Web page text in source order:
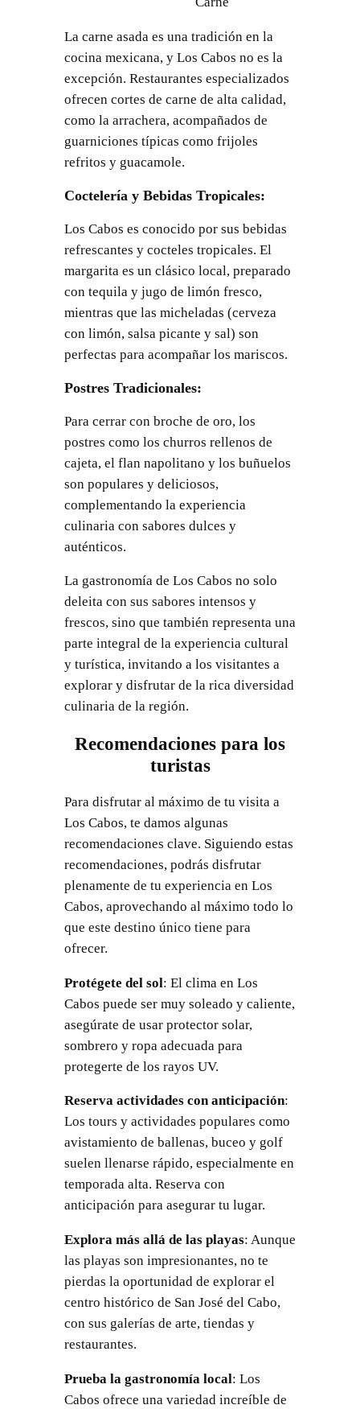
La carne asada es una tradición en la
cocina mexicana, y Los Cabos no es la
excepción. Restaurantes especializados
ofrecen cortes de carne de alta calidad,
como la arrachera, acompañados de
guarniciones típicas como frijoles
refritos y guacamole.
Coctelería y Bebidas Tropicales:
Los Cabos es conocido por sus bebidas
refrescantes y cocteles tropicales. El
margarita es un clásico local, preparado
con tequila y jugo de limón fresco,
mientras que las micheladas (cerveza
con limón, salsa picante y sal) son
perfectas para acompañar los mariscos.
Postres Tradicionales:
Para cerrar con broche de oro, los
postres como los churros rellenos de
cajeta, el flan napolitano y los buñuelos
son populares y deliciosos,
complementando la experiencia
culinaria con sabores dulces y
auténticos.
La gastronomía de Los Cabos no solo
deleita con sus sabores intensos y
frescos, sino que también representa una
parte integral de la experiencia cultural
y turística, invitando a los visitantes a
explorar y disfrutar de la rica diversidad
culinaria de la región.
Recomendaciones para los
turistas
Para disfrutar al máximo de tu visita a
Los Cabos, te damos algunas
recomendaciones clave. Siguiendo estas
recomendaciones, podrás disfrutar
plenamente de tu experiencia en Los
Cabos, aprovechando al máximo todo lo
que este destino único tiene para
ofrecer.
Protégete del sol: El clima en Los
Cabos puede ser muy soleado y caliente,
asegúrate de usar protector solar,
sombrero y ropa adecuada para
protegerte de los rayos UV.
Reserva actividades con anticipación:
Los tours y actividades populares como
avistamiento de ballenas, buceo y golf
suelen llenarse rápido, especialmente en
temporada alta. Reserva con
anticipación para asegurar tu lugar.
Explora más allá de las playas: Aunque
las playas son impresionantes, no te
pierdas la oportunidad de explorar el
centro histórico de San José del Cabo,
con sus galerías de arte, tiendas y
restaurantes.
Prueba la gastronomía local: Los
Cabos ofrece una variedad increíble de